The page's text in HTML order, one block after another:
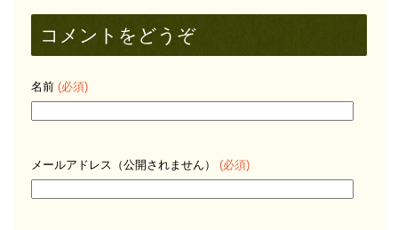
コメントをどうぞ
名前 (必須)
メールアドレス（公開されません） (必須)